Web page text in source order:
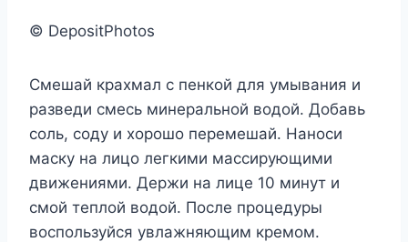
© DepositPhotos
Смешай крахмал с пенкой для умывания и
разведи смесь минеральной водой. Добавь
соль, соду и хорошо перемешай. Наноси
маску на лицо легкими массирующими
движениями. Держи на лице 10 минут и
смой теплой водой. После процедуры
воспользуйся увлажняющим кремом.